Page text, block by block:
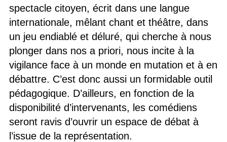
spectacle citoyen, écrit dans une langue
internationale, mêlant chant et théâtre, dans
un jeu endiablé et déluré, qui cherche à nous
plonger dans nos a priori, nous incite à la
vigilance face à un monde en mutation et à en
débattre. C’est donc aussi un formidable outil
pédagogique. D’ailleurs, en fonction de la
disponibilité d’intervenants, les comédiens
seront ravis d’ouvrir un espace de débat à
l’issue de la représentation.